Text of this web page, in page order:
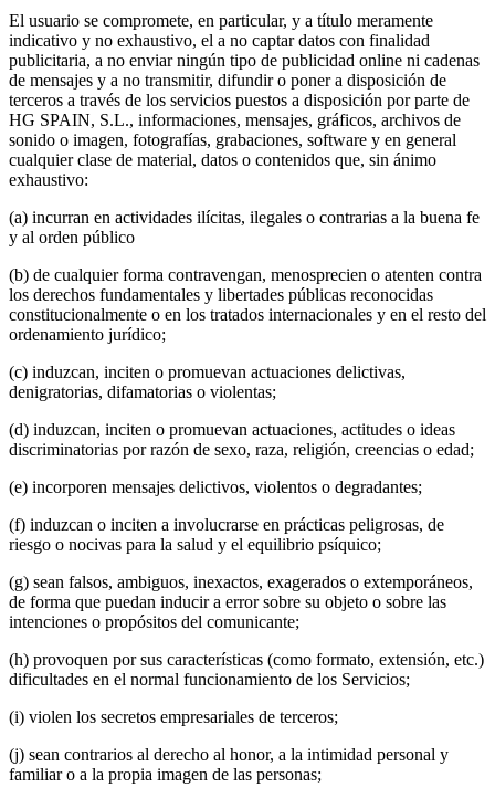
El usuario se compromete, en particular, y a título meramente
indicativo y no exhaustivo, el a no captar datos con finalidad
publicitaria, a no enviar ningún tipo de publicidad online ni cadenas
de mensajes y a no transmitir, difundir o poner a disposición de
terceros a través de los servicios puestos a disposición por parte de
HG SPAIN, S.L., informaciones, mensajes, gráficos, archivos de
sonido o imagen, fotografías, grabaciones, software y en general
cualquier clase de material, datos o contenidos que, sin ánimo
exhaustivo:
(a) incurran en actividades ilícitas, ilegales o contrarias a la buena fe
y al orden público
(b) de cualquier forma contravengan, menosprecien o atenten contra
los derechos fundamentales y libertades públicas reconocidas
constitucionalmente o en los tratados internacionales y en el resto del
ordenamiento jurídico;
(c) induzcan, inciten o promuevan actuaciones delictivas,
denigratorias, difamatorias o violentas;
(d) induzcan, inciten o promuevan actuaciones, actitudes o ideas
discriminatorias por razón de sexo, raza, religión, creencias o edad;
(e) incorporen mensajes delictivos, violentos o degradantes;
(f) induzcan o inciten a involucrarse en prácticas peligrosas, de
riesgo o nocivas para la salud y el equilibrio psíquico;
(g) sean falsos, ambiguos, inexactos, exagerados o extemporáneos,
de forma que puedan inducir a error sobre su objeto o sobre las
intenciones o propósitos del comunicante;
(h) provoquen por sus características (como formato, extensión, etc.)
dificultades en el normal funcionamiento de los Servicios;
(i) violen los secretos empresariales de terceros;
(j) sean contrarios al derecho al honor, a la intimidad personal y
familiar o a la propia imagen de las personas;